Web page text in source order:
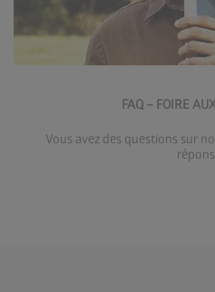
FAQ – FOIRE
Vous avez des questions sur
Accéder